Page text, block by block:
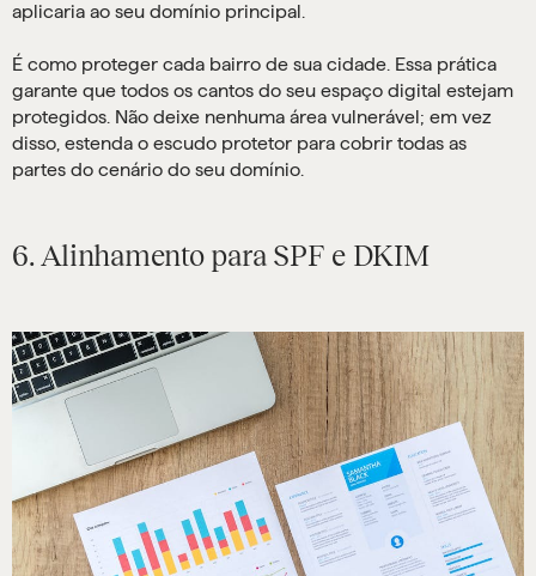
aplicaria ao seu domínio principal.
É como proteger cada bairro de sua cidade. Essa prática
garante que todos os cantos do seu espaço digital estejam
protegidos. Não deixe nenhuma área vulnerável; em vez
disso, estenda o escudo protetor para cobrir todas as
partes do cenário do seu domínio.
6. Alinhamento para SPF e DKIM